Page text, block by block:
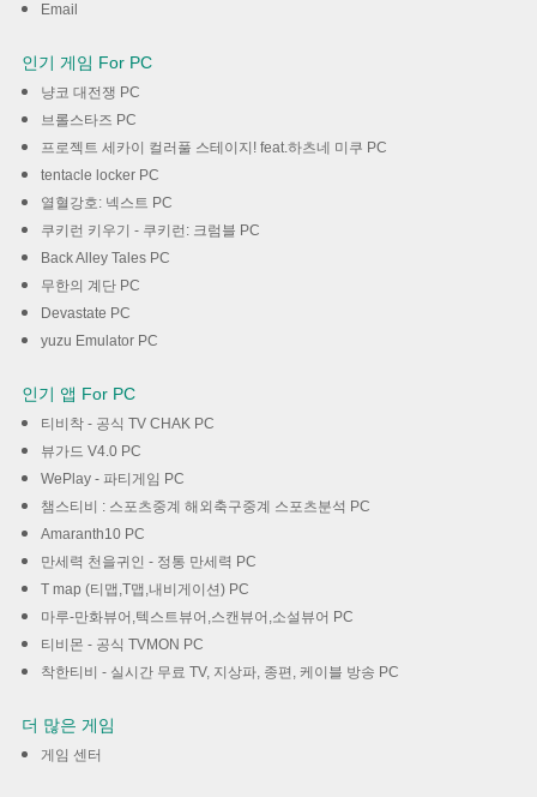
Email
인기 게임 For PC
냥코 대전쟁 PC
브롤스타즈 PC
프로젝트 세카이 컬러풀 스테이지! feat.하츠네 미쿠 PC
tentacle locker PC
열혈강호: 넥스트 PC
쿠키런 키우기 - 쿠키런: 크럼블 PC
Back Alley Tales PC
무한의 계단 PC
Devastate PC
yuzu Emulator PC
인기 앱 For PC
티비착 - 공식 TV CHAK PC
뷰가드 V4.0 PC
WePlay - 파티게임 PC
챔스티비 : 스포츠중계 해외축구중계 스포츠분석 PC
Amaranth10 PC
만세력 천을귀인 - 정통 만세력 PC
T map (티맵,T맵,내비게이션) PC
마루-만화뷰어,텍스트뷰어,스캔뷰어,소설뷰어 PC
티비몬 - 공식 TVMON PC
착한티비 - 실시간 무료 TV, 지상파, 종편, 케이블 방송 PC
더 많은 게임
게임 센터